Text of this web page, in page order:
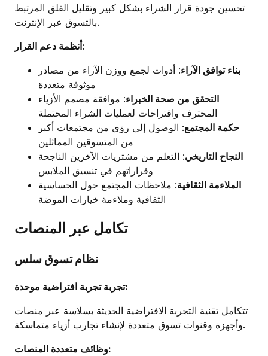
تحسين جودة قرار الشراء بشكل كبير وتقليل القلق المرتبط
بالتسوق عبر الإنترنت.
أنظمة دعم القرار:
بناء توافق الآراء: أدوات لجمع ووزن الآراء من مصادر
موثوقة متعددة
التحقق من صحة الخبراء: موافقة مصمم الأزياء
المحترف واقتراحات لعمليات الشراء المحتملة
حكمة المجتمع: الوصول إلى رؤى من مجتمعات أكبر
من المتسوقين المماثلين
النجاح التاريخي: التعلم من مشتريات الآخرين الناجحة
وقراراتهم في تنسيق الملابس
الملاءمة الثقافية: ملاحظات المجتمع حول الحساسية
الثقافية وملاءمة خيارات الموضة
تكامل عبر المنصات
نظام تسوق سلس
تجربة تجربة افتراضية موحدة:
تتكامل تقنية التجربة الافتراضية الحديثة بسلاسة عبر منصات
وأجهزة وقنوات تسوق متعددة لإنشاء تجارب أزياء متماسكة.
وظائف متعددة المنصات: